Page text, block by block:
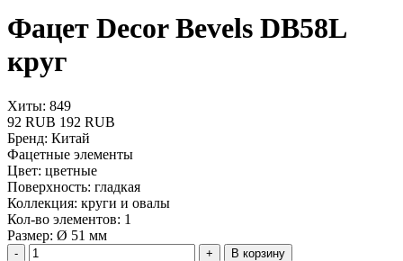
Фацет Decor Bevels DB58L
круг
Хиты: 849
92 RUB 192 RUB
Бренд: Китай
Фацетные элементы
Цвет: цветные
Поверхность: гладкая
Коллекция: круги и овалы
Кол-во элементов: 1
Размер: Ø 51 мм
В корзину